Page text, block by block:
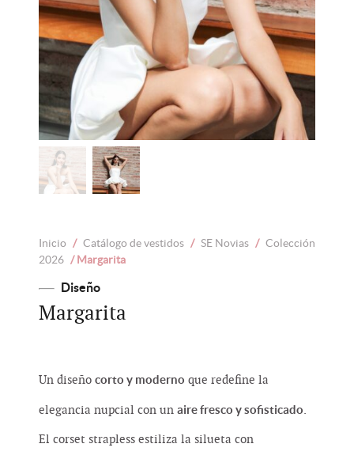
Inicio / Catálogo de vestidos / SE Novias / Colección
2026 / Margarita
Diseño
Margarita
Un diseño corto y moderno que redefine la
elegancia nupcial con un aire fresco y sofisticado.
El corset strapless estiliza la silueta con